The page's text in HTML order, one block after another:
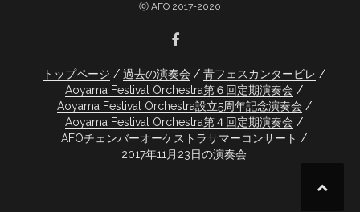
ⓒ AFO 2017-2020
トップページ 過去の演奏会
青フェスカンタービレ
Aoyama Festival Orchestra第６回定期演奏会
Aoyama Festival Orchestra設立5周年記念演奏会
Aoyama Festival Orchestra第４回定期演奏会
AFOチェンバーオーケストラサマーコンサート
2017年11月23日の演奏会